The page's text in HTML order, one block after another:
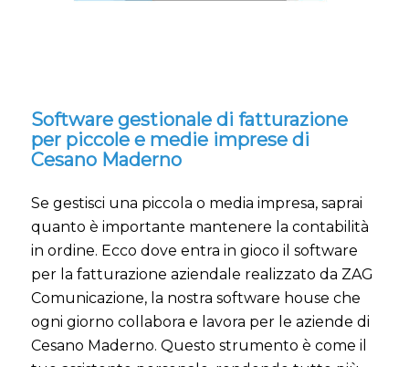
Software gestionale di fatturazione
per piccole e medie imprese di
Cesano Maderno
Se gestisci una piccola o media impresa, saprai
quanto è importante mantenere la contabilità
in ordine. Ecco dove entra in gioco il software
per la fatturazione aziendale realizzato da ZAG
Comunicazione, la nostra software house che
ogni giorno collabora e lavora per le aziende di
Cesano Maderno. Questo strumento è come il